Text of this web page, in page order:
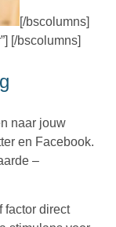
[/bscolumns]
[/bscolumns]
naar jouw
en Facebook.
–
factor direct